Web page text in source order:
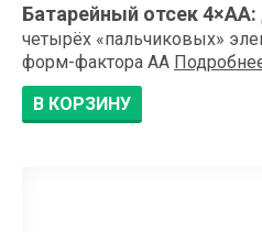
Батарейный отсек 4×АА:
четырёх «пальчиковых»
форм-фактора AA
В КОРЗИНУ